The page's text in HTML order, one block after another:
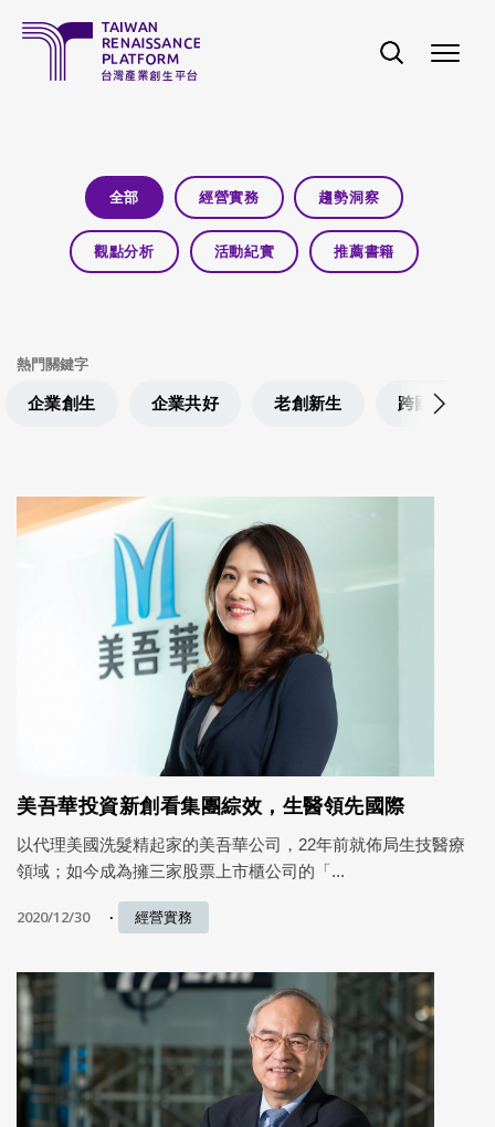
全部 經營實務 趨勢洞察
觀點分析 活動紀實 推薦書籍
熱門關鍵字
企業創生 企業共好 老創新生 跨國在地經
美吾華投資新創看集團綜效，生醫領先國際
以代理美國洗髮精起家的美吾華公司，22年前就佈局生技醫療
領域；如今成為擁三家股票上市櫃公司的「...
2020/12/30 經營實務